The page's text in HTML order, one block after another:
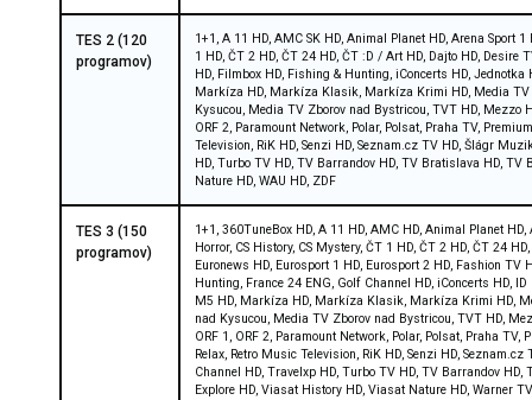
TES 2 (120
programov)
1+1, A 11 HD, AMC SK HD, Animal Planet HD, Arena Sport
1 HD, ČT 2 HD, ČT 24 HD, ČT :D / Art HD, Dajto HD, Desire
HD, Filmbox HD, Fishing & Hunting, iConcerts HD,
Markíza HD, Markíza Klasik, Markíza Krimi HD, Media TV
Kysucou, Media TV Zborov nad Bystricou, TVT HD, Mezzo
ORF 2, Paramount Network, Polar, Polsat, Praha TV,
Television, RiK HD, Senzi HD, Seznam.cz TV HD, Šlágr
HD, Turbo TV HD, TV Barrandov HD, TV Bratislava HD,
Nature HD, WAU HD, ZDF
TES 3 (150
programov)
1+1, 360TuneBox HD, A 11 HD, AMC HD, Animal Planet
Horror, CS History, CS Mystery, ČT 1 HD, ČT 2 HD, ČT 24
Euronews HD, Eurosport 1 HD, Eurosport 2 HD, Fashion TV
Hunting, France 24 ENG, Golf Channel HD, iConcerts HD,
M5 HD, Markíza HD, Markíza Klasik, Markíza Krimi HD,
nad Kysucou, Media TV Zborov nad Bystricou, TVT HD,
ORF 1, ORF 2, Paramount Network, Polar, Polsat, Praha
Relax, Retro Music Television, RiK HD, Senzi HD,
Channel HD, Travelxp HD, Turbo TV HD, TV Barrandov
Explore HD, Viasat History HD, Viasat Nature HD, Warner